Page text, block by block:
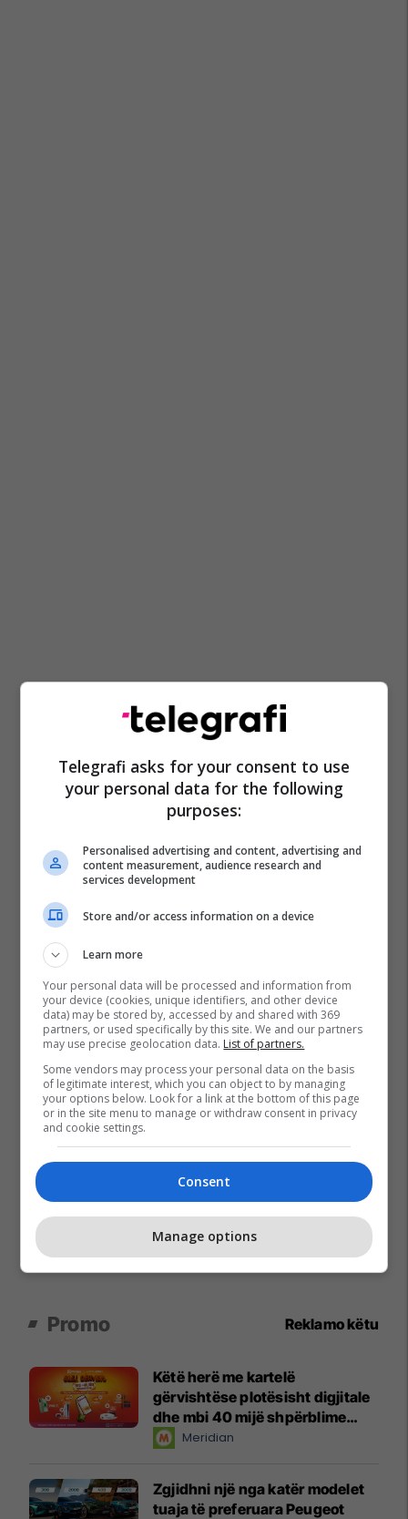
Mpb Maqedoni
Promo Reklamo këtu
Këtë herë me kartelë
gërvishtëse plotësisht digjitale
dhe mbi 40 mijë shpërblime
instant!Meridian
Zgjidhni një nga katër modelet
tuaja të preferuara Peugeot
Telegrafi asks for your consent to use
your personal data for the following
purposes:
Personalised advertising and content, advertising and
content measurement, audience research and
services development
Store and/or access information on a device
Learn more
Your personal data will be processed and information from
your device (cookies, unique identifiers, and other device
data) may be stored by, accessed by and shared with 369
partners, or used specifically by this site. We and our partners
may use precise geolocation data. List of partners.
Some vendors may process your personal data on the basis
of legitimate interest, which you can object to by managing
your options below. Look for a link at the bottom of this page
or in the site menu to manage or withdraw consent in privacy
and cookie settings.
Consent
Manage options